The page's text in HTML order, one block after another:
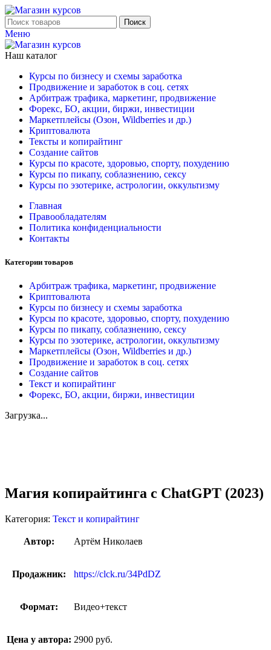
Поиск
Меню
Наш каталог
Курсы по бизнесу и схемы заработка
Продвижение и заработок в соц. сетях
Арбитраж трафика, маркетинг, продвижение
Форекс, БО, акции, биржи, инвестиции
Маркетплейсы (Озон, Wildberries и др.)
Криптовалюта
Тексты и копирайтинг
Создание сайтов
Курсы по красоте, здоровью, спорту, похудению
Курсы по пикапу, соблазнению, сексу
Курсы по эзотерике, астрологии, оккультизму
Главная
Правообладателям
Политика конфиденциальности
Контакты
Категории товаров
Арбитраж трафика, маркетинг, продвижение
Криптовалюта
Курсы по бизнесу и схемы заработка
Курсы по красоте, здоровью, спорту, похудению
Курсы по пикапу, соблазнению, сексу
Курсы по эзотерике, астрологии, оккультизму
Маркетплейсы (Озон, Wildberries и др.)
Продвижение и заработок в соц. сетях
Создание сайтов
Текст и копирайтинг
Форекс, БО, акции, биржи, инвестиции
Загрузка...
Магия копирайтинга с ChatGPT (2023)
Категория: Текст и копирайтинг
Автор: Артём Николаев
Продажник: https://clck.ru/34PdDZ
Формат: Видео+текст
Цена у автора: 2900 руб.